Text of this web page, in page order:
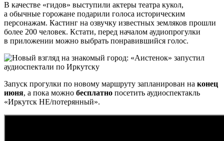
В качестве «гидов» выступили актеры театра кукол,
а обычные горожане подарили голоса историческим
персонажам. Кастинг на озвучку известных земляков прошли
более 200 человек. Кстати, перед началом аудиопрогулки
в приложении можно выбрать понравившийся голос.
Запуск прогулки по новому маршруту запланирован на конец
июня, а пока можно бесплатно посетить аудиоспектакль
«Иркутск НЕ/потерянный».